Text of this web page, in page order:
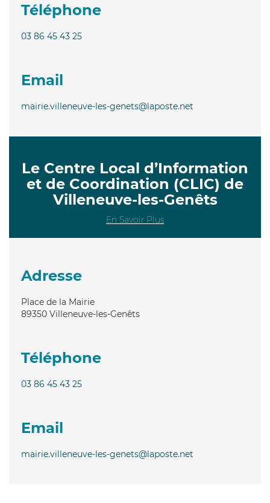
Téléphone
03 86 45 43 25
Email
mairie.villeneuve-les-genets@laposte.net
Le Centre Local d’Information
et de Coordination (CLIC) de
Villeneuve-les-Genêts
En Savoir Plus
Adresse
Place de la Mairie
89350 Villeneuve-les-Genêts
Téléphone
03 86 45 43 25
Email
mairie.villeneuve-les-genets@laposte.net